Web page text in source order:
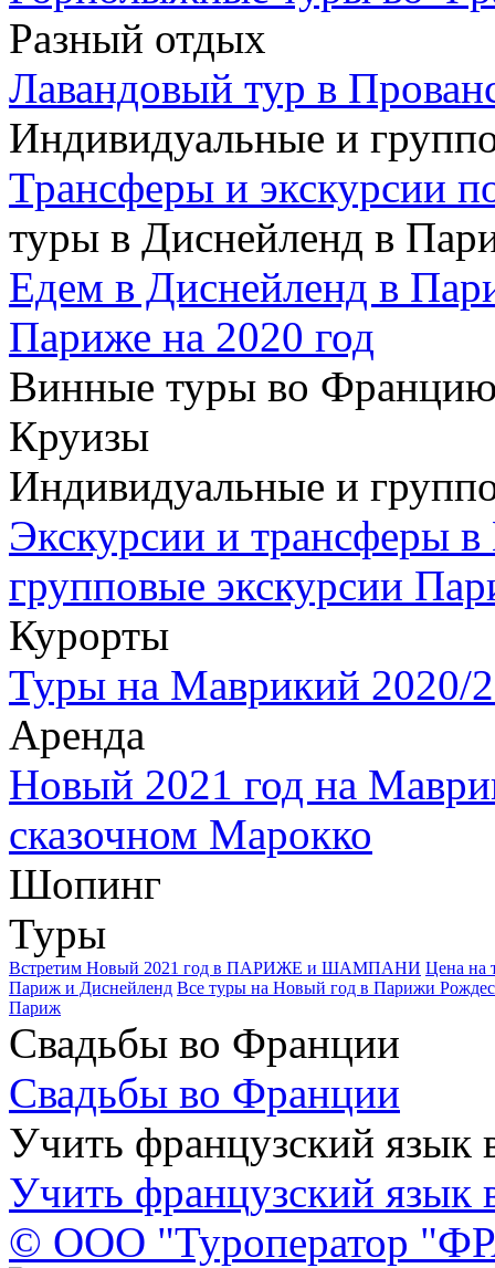
Разный отдых
Лавандовый тур в
Индивидуальные и
Трансферы и экскурсии
туры в Диснейленд в
Едем в Диснейленд в
Париже на 2020 год
Винные туры во
Круизы
Индивидуальные и
Экскурсии и трансферы
групповые экскурсии
Курорты
Туры на Маврикий 2020/
Аренда
Новый 2021 год на
сказочном Марокко
Шопинг
Туры
Встретим Новый 2021 год в ПАРИЖЕ и ШАМПАНИ Цена на
Париж и Диснейленд Все туры на Новый год в Парижи
Париж
Свадьбы во Франции
Свадьбы во Франции
Учить французский язык
Учить французский язык
© ООО "Туроператор